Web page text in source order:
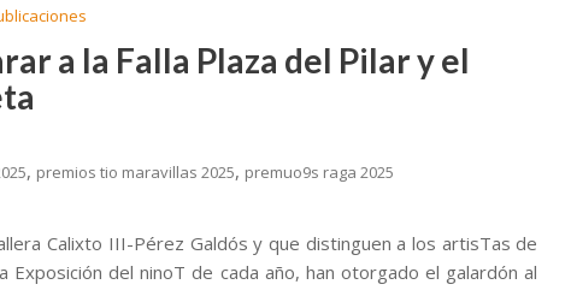
a la Falla Plaza del Pilar y el
, premios tio maravillas 2025, premuo9s raga 2025
Calixto III-Pérez Galdós y que distinguen a los artisTas de
del ninoT de cada año, han otorgado el galardón al